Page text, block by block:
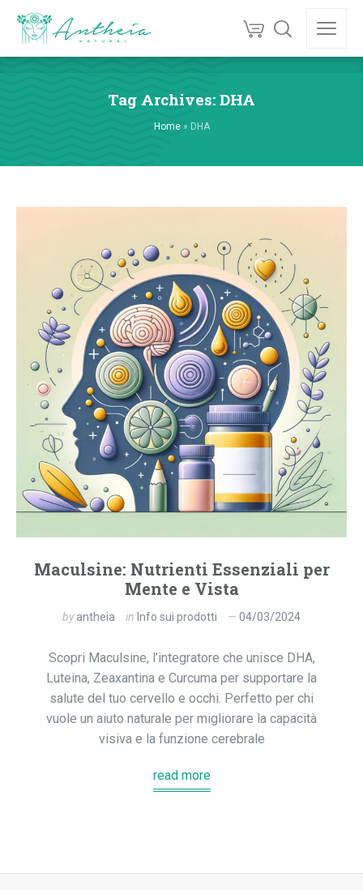
Tag Archives: DHA
Home» DHA
Maculsine: Nutrienti Essenziali per
Mente e Vista
byantheia in Info sui prodotti 04/03/2024
Scopri Maculsine, l’integratore che unisce DHA,
Luteina, Zeaxantina e Curcuma per supportare la
salute del tuo cervello e occhi. Perfetto per chi
vuole un aiuto naturale per migliorare la capacità
visiva e la funzione cerebrale
read more